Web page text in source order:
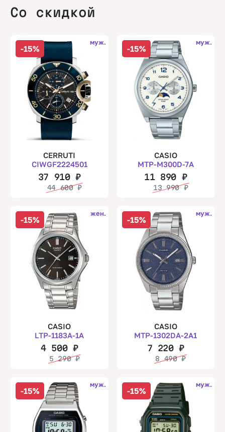
Со скидкой
-15%
муж.
CERRUTI
CIWGF2224501
37 910₽
44 600₽
-15%
муж.
CASIO
MTP-M300D-7A
11 890 ₽
13 990₽
-15%
жен.
CASIO
LTP-1183A-1A
4 500 ₽
5 290₽
-15%
муж.
CASIO
MTP-1302DA-2A1
7 220₽
8 490₽
-15%
муж.
-15%
муж.